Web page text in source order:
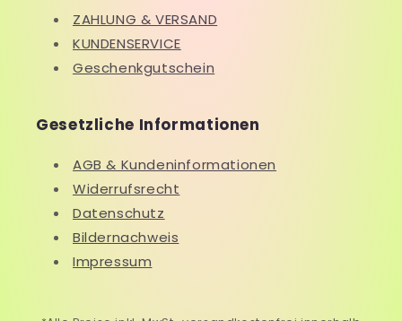
ZAHLUNG & VERSAND
KUNDENSERVICE
Geschenkgutschein
Gesetzliche Informationen
AGB & Kundeninformationen
Widerrufsrecht
Datenschutz
Bildernachweis
Impressum